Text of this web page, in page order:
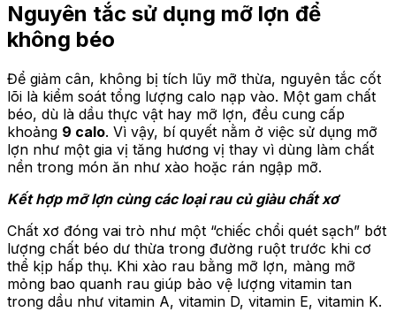
Nguyên tắc sử dụng mỡ lợn để
không béo
Để giảm cân, không bị tích lũy mỡ thừa, nguyên tắc cốt
lõi là kiểm soát tổng lượng calo nạp vào. Một gam chất
béo, dù là dầu thực vật hay mỡ lợn, đều cung cấp
khoảng 9 calo. Vì vậy, bí quyết nằm ở việc sử dụng mỡ
lợn như một gia vị tăng hương vị thay vì dùng làm chất
nền trong món ăn như xào hoặc rán ngập mỡ.
Kết hợp mỡ lợn cùng các loại rau củ giàu chất xơ
Chất xơ đóng vai trò như một “chiếc chổi quét sạch” bớt
lượng chất béo dư thừa trong đường ruột trước khi cơ
thể kịp hấp thụ. Khi xào rau bằng mỡ lợn, màng mỡ
mỏng bao quanh rau giúp bảo vệ lượng vitamin tan
trong dầu như vitamin A, vitamin D, vitamin E, vitamin K.